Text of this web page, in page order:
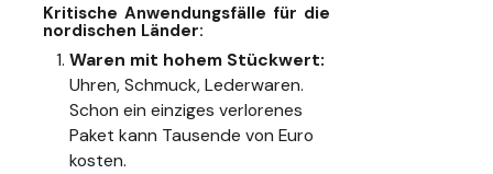
Kritische Anwendungsfälle für die
nordischen Länder:
Waren mit hohem Stückwert:
Uhren, Schmuck, Lederwaren.
Schon ein einziges verlorenes
Paket kann Tausende von Euro
kosten.